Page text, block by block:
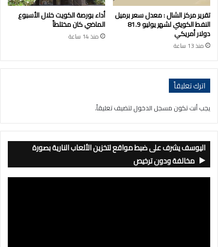
تقرير مركز الشال : معدل سعر برميل
النفط الكويتي لشهر يوليو 81.9
دولار أمريكي
منذ 13 ساعة
أداء بورصة الكويت خلال الأسبوع
الماضي كان مختلطاً
منذ 14 ساعة
اترك تعليقاً
يجب أنت تكون مسجل الدخول لتضيف تعليقاً.
اليوسف يشرف على ضبط مواقع لتخزين الألعاب النارية بصورة
مخالفة ودون ترخيص